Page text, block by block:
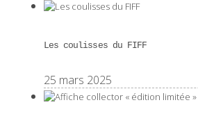
Les coulisses du FIFF
25 mars 2025